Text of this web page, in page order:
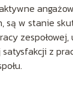
są w stanie
z